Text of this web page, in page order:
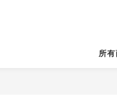
所